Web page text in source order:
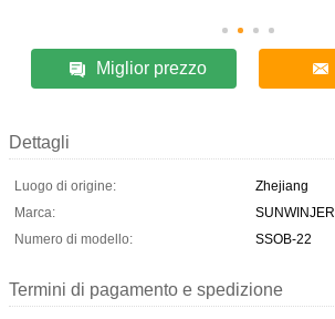
Miglior prezzo
Dettagli
Luogo di origine:
Zhejiang
Marca:
SUNWINJER
Numero di modello:
SSOB-22
Termini di pagamento e spedizione